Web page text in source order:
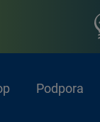
Podpora